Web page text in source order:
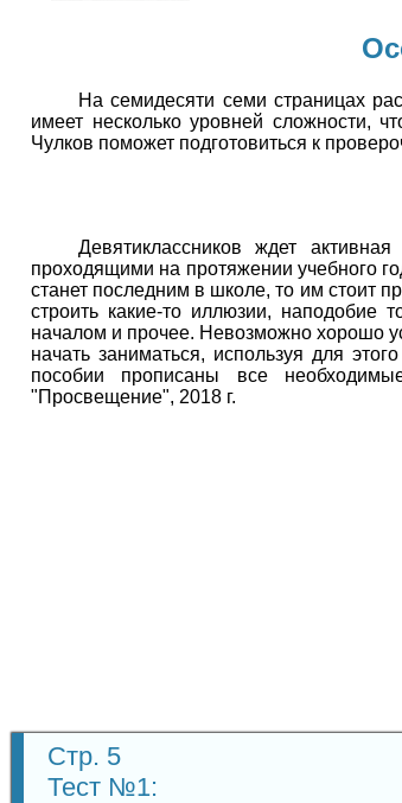
На семидесяти семи страницах
имеет несколько уровней сложности,
Чулков поможет подготовиться к
Девятиклассников ждет
проходящими на протяжении учебного
станет последним в школе, то им стоит
строить какие-то иллюзии, наподобие
началом и прочее. Невозможно хорошо
начать заниматься, используя для
пособии прописаны все
"Просвещение", 2018 г.
Стр. 5
Тест №1: